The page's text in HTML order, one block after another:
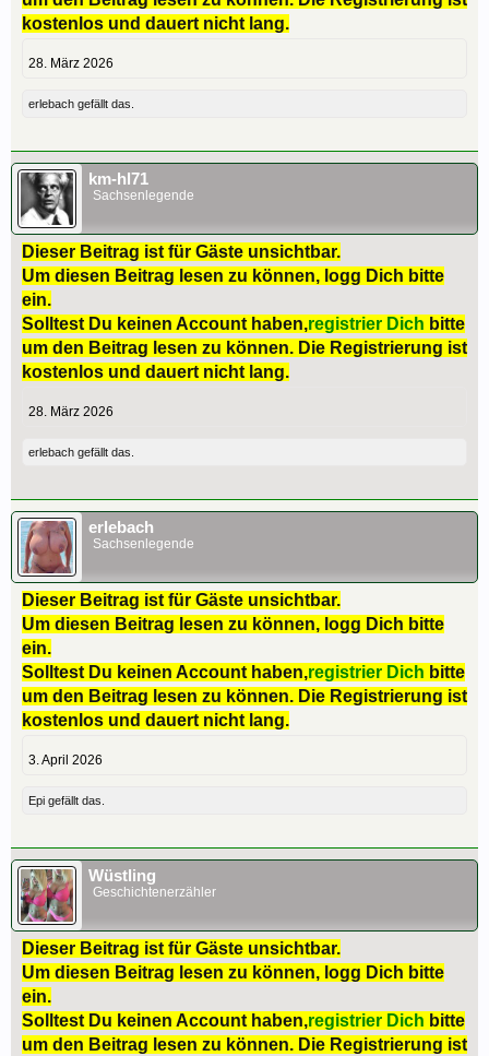
kostenlos und dauert nicht lang.
28. März 2026
erlebach gefällt das.
km-hl71
Sachsenlegende
Dieser Beitrag ist für Gäste unsichtbar.
Um diesen Beitrag lesen zu können, logg Dich bitte
ein.
Solltest Du keinen Account haben,registrier Dich bitte
um den Beitrag lesen zu können. Die Registrierung ist
kostenlos und dauert nicht lang.
28. März 2026
erlebach gefällt das.
erlebach
Sachsenlegende
Dieser Beitrag ist für Gäste unsichtbar.
Um diesen Beitrag lesen zu können, logg Dich bitte
ein.
Solltest Du keinen Account haben,registrier Dich bitte
um den Beitrag lesen zu können. Die Registrierung ist
kostenlos und dauert nicht lang.
3. April 2026
Epi gefällt das.
Wüstling
Geschichtenerzähler
Dieser Beitrag ist für Gäste unsichtbar.
Um diesen Beitrag lesen zu können, logg Dich bitte
ein.
Solltest Du keinen Account haben,registrier Dich bitte
um den Beitrag lesen zu können. Die Registrierung ist